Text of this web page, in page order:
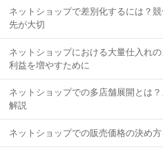
ネットショップで差別化するには？
先が大切
ネットショップにおける大量仕入れ
利益を増やすために
ネットショップでの多店舗展開とは
解説
ネットショップでの販売価格の決め